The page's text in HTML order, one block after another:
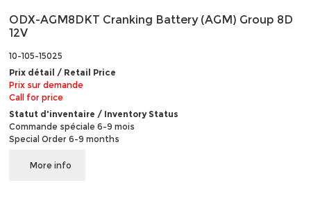
ODX-AGM8DKT Cranking Battery (AGM) Group 8D
12V
10-105-15025
Prix détail / Retail Price
Prix sur demande
Call for price
Statut d'inventaire / Inventory Status
Commande spéciale 6-9 mois
Special Order 6-9 months
More info